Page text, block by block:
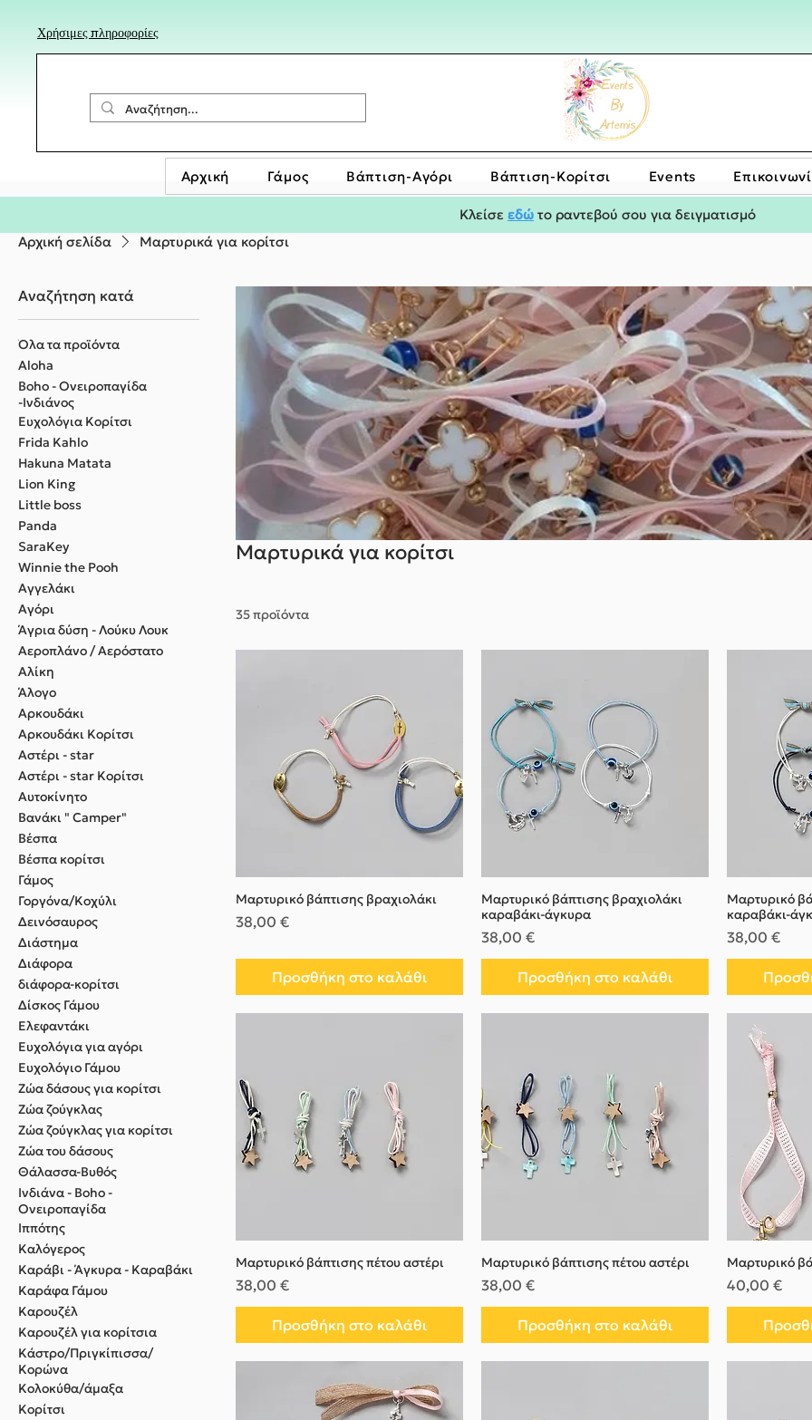
Χρήσιμες πληροφορίες
Αρχική Γάμος Βάπτιση-Αγόρι Bάπτιση-Κορίτσι Events
Κλείσε εδώ το ραντεβού σου για δειγματισμό
Αρχική σελίδα
Μαρτυρικά για κορίτσι
Αναζήτηση κατά
Όλα τα προϊόντα
Aloha
Boho - Ονειροπαγίδα
-Ινδιάνος
Eυχολόγια Κορίτσι
Frida Kahlo
Hakuna Matata
Lion King
Little boss
Panda
SaraKey
Winnie the Pooh
Αγγελάκι
Αγόρι
Άγρια δύση - Λούκυ Λουκ
Αεροπλάνο / Αερόστατο
Αλίκη
Άλογο
Αρκουδάκι
Αρκουδάκι Κορίτσι
Αστέρι - star
Αστέρι - star Κορίτσι
Αυτοκίνητο
Βανάκι " Camper"
Βέσπα
Βέσπα κορίτσι
Γάμος
Γοργόνα/Κοχύλι
Δεινόσαυρος
Διάστημα
Διάφορα
διάφορα-κορίτσι
Δίσκος Γάμου
Ελεφαντάκι
Ευχολόγια για αγόρι
Ευχολόγιο Γάμου
Ζώα δάσους για κορίτσι
Ζώα ζούγκλας
Ζώα ζούγκλας για κορίτσι
Ζώα του δάσους
Θάλασσα-Βυθός
Ινδιάνα - Boho -
Ονειροπαγίδα
Ιππότης
Καλόγερος
Καράβι - Άγκυρα - Καραβάκι
Καράφα Γάμου
Καρουζέλ
Καρουζέλ για κορίτσια
Κάστρο/Πριγκίπισσα/
Κορώνα
Κολοκύθα/άμαξα
Κορίτσι
Μαρτυρικά για κορίτσι
35 προϊόντα
Μαρτυρικό βάπτισης βραχιολάκι
Τιμή
38,00 €
Προσθήκη στο καλάθι
Μαρτυρικό βάπτισης βραχιολάκι
καραβάκι-άγκυρα
Τιμή
38,00 €
Προσθήκη στο καλάθι
Μαρτυρικό
καραβάκι-
Τιμή
38,00 €
Μαρτυρικό βάπτισης πέτου αστέρι
Τιμή
38,00 €
Προσθήκη στο καλάθι
Μαρτυρικό βάπτισης πέτου αστέρι
Τιμή
38,00 €
Προσθήκη στο καλάθι
Μαρτυρικό
Τιμή
40,00 €